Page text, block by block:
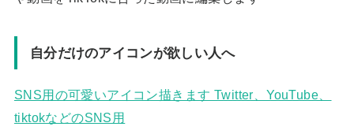
自分だけのアイコンが欲しい人へ
SNS用の可愛いアイコン描きます Twitter、YouTube、
tiktokなどのSNS用